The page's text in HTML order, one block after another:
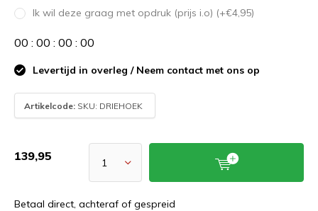
Ik wil deze graag met opdruk (prijs i.o) (+€4,95)
00 : 00 : 00 : 00
Levertijd in overleg / Neem contact met ons op
Artikelcode: SKU: DRIEHOEK
139,95
Betaal direct, achteraf of gespreid